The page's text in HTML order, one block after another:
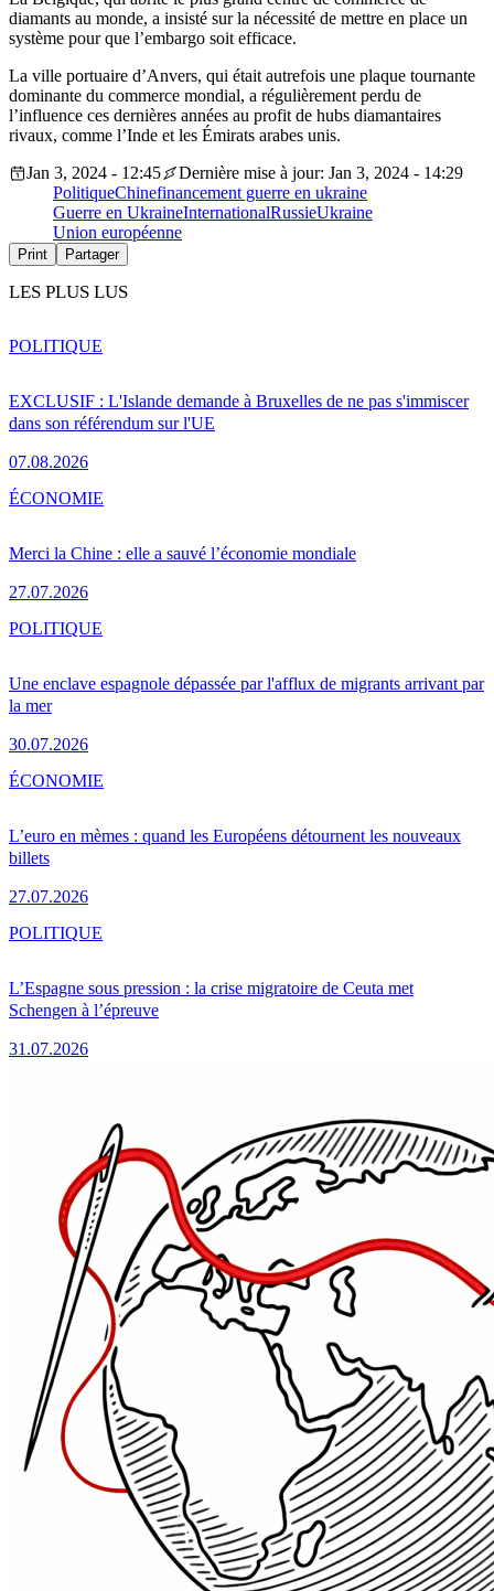
diamants au monde, a insisté sur la nécessité de mettre en place un
système pour que l’embargo soit efficace.
La ville portuaire d’Anvers, qui était autrefois une plaque tournante
dominante du commerce mondial, a régulièrement perdu de
l’influence ces dernières années au profit de hubs diamantaires
rivaux, comme l’Inde et les Émirats arabes unis.
Jan 3, 2024 - 12:45
Dernière mise à jour: Jan 3, 2024 - 14:29
PolitiqueChinefinancement guerre en ukraine
Guerre en UkraineInternationalRussieUkraine
Union européenne
Print Partager
LES PLUS LUS
EXCLUSIF : L'Islande demande à Bruxelles de ne pas s'immiscer
dans son référendum sur l'UE
07.08.2026
POLITIQUE
Merci la Chine : elle a sauvé l’économie mondiale
27.07.2026
ÉCONOMIE
Une enclave espagnole dépassée par l'afflux de migrants arrivant par
la mer
30.07.2026
POLITIQUE
L’euro en mèmes : quand les Européens détournent les nouveaux
billets
27.07.2026
ÉCONOMIE
L’Espagne sous pression : la crise migratoire de Ceuta met
Schengen à l’épreuve
31.07.2026
POLITIQUE